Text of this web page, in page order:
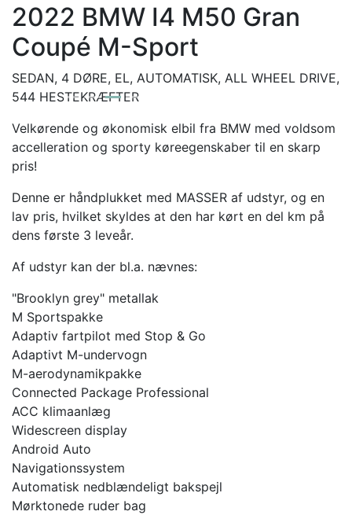
2022 BMW I4 M50 Gran
Coupé M-Sport
SEDAN, 4 DØRE, EL, AUTOMATISK, ALL WHEEL DRIVE,
544 HESTEKRÆFTER
Velkørende og økonomisk elbil fra BMW med voldsom
accelleration og sporty køreegenskaber til en skarp
pris!
Denne er håndplukket med MASSER af udstyr, og en
lav pris, hvilket skyldes at den har kørt en del km på
dens første 3 leveår.
Af udstyr kan der bl.a. nævnes:
"Brooklyn grey" metallak
M Sportspakke
Adaptiv fartpilot med Stop & Go
Adaptivt M-undervogn
M-aerodynamikpakke
Connected Package Professional
ACC klimaanlæg
Widescreen display
Android Auto
Navigationssystem
Automatisk nedblændeligt bakspejl
Mørktonede ruder bag